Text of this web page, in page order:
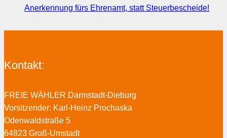
Anerkennung fürs Ehrenamt, statt Steuerbescheide!
Kontakt:
FREIE WÄHLER Darmstadt-Dieburg
Vorsitzender: Karl-Heinz Prochaska
Odenwaldstraße 5
64823 Groß-Umstadt